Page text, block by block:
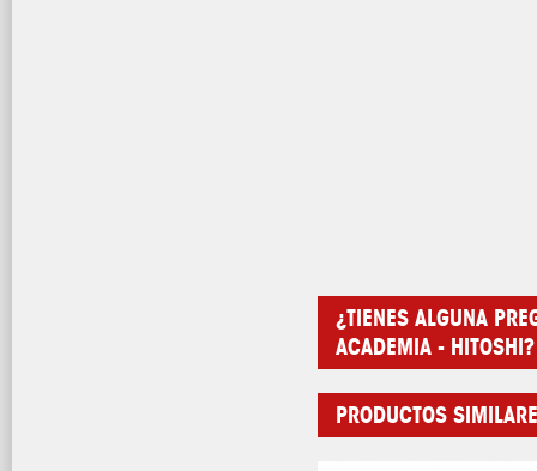
¿TIENES ALGUNA
ACADEMIA - HITOSHI?
PRODUCTOS